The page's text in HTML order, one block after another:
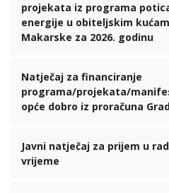
projekata iz programa
energije u obiteljskim
Makarske za 2026. godinu
Natječaj za financiranje
programa/projekata/
opće dobro iz proračuna
Javni natječaj za prijem u
vrijeme